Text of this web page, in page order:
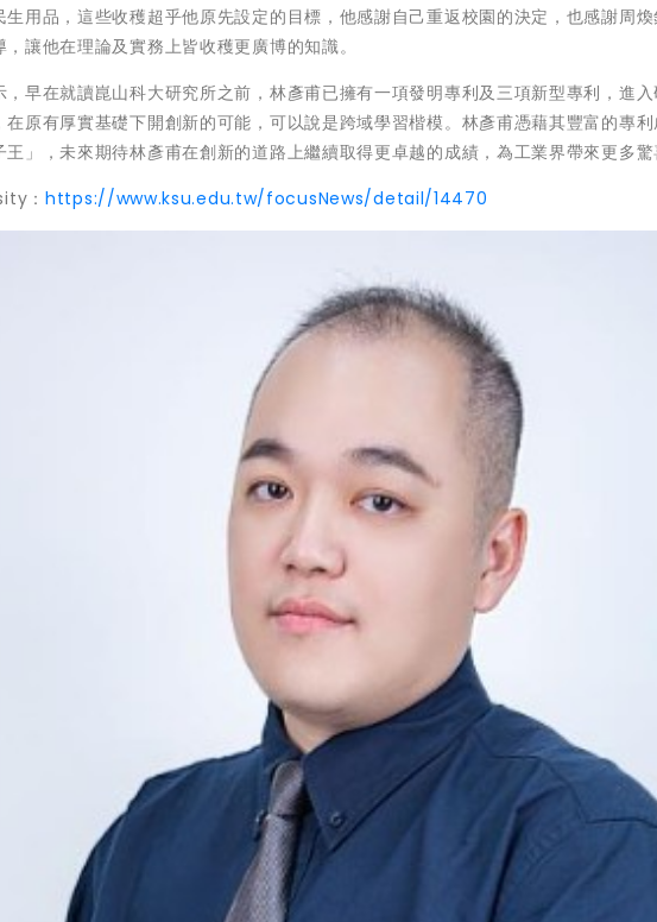
用品，這些收穫超乎他原先設定的目標，他感謝自己重返校園的決定，也感謝周
讓他在理論及實務上皆收穫更廣博的知識。
早在就讀崑山科大研究所之前，林彥甫已擁有一項發明專利及三項新型專利，進
原有厚實基礎下開創新的可能，可以說是跨域學習楷模。林彥甫憑藉其豐富的專利
」，未來期待林彥甫在創新的道路上繼續取得更卓越的成績，為工業界帶來更多驚
： https://www.ksu.edu.tw/focusNews/detail/14470